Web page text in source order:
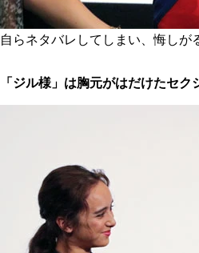
自らネタバレしてしまい、悔しが
「ジル様」は胸元がはだけたセク